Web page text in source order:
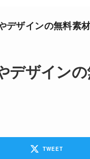
デザインの無料素
デザイン
TWEET